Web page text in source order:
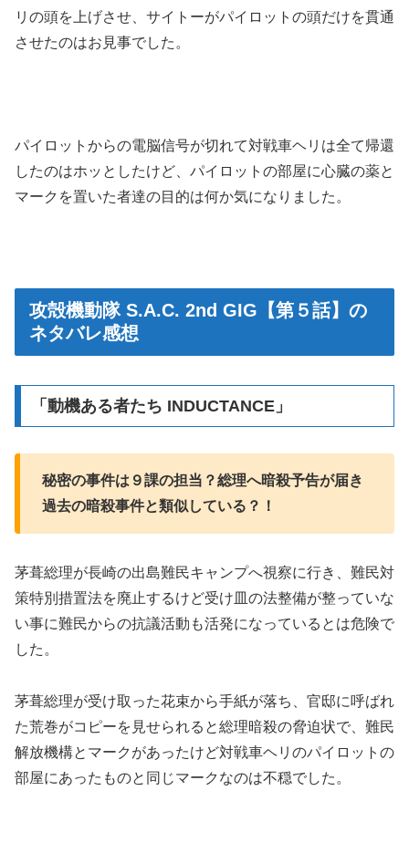
リの頭を上げさせ、サイトーがパイロットの頭だけを貫通
させたのはお見事でした。
パイロットからの電脳信号が切れて対戦車ヘリは全て帰還
したのはホッとしたけど、パイロットの部屋に心臓の薬と
マークを置いた者達の目的は何か気になりました。
攻殻機動隊 S.A.C. 2nd GIG【第５話】の
ネタバレ感想
「動機ある者たち INDUCTANCE」
秘密の事件は９課の担当？総理へ暗殺予告が届き
過去の暗殺事件と類似している？！
茅葺総理が長崎の出島難民キャンプへ視察に行き、難民対
策特別措置法を廃止するけど受け皿の法整備が整っていな
い事に難民からの抗議活動も活発になっているとは危険で
した。
茅葺総理が受け取った花束から手紙が落ち、官邸に呼ばれ
た荒巻がコピーを見せられると総理暗殺の脅迫状で、難民
解放機構とマークがあったけど対戦車ヘリのパイロットの
部屋にあったものと同じマークなのは不穏でした。